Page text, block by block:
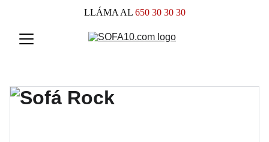
LLÁMA AL 650 30 30 30